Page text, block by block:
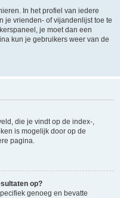
In het profiel van iedere
je vrienden- of vijandenlijst toe te
je moet dan een
kun je gebruikers weer van de
die je vindt op de index-,
is mogelijk door op de
pagina.
op?
genoeg en bevatte